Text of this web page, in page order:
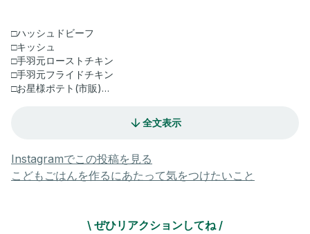
□ハッシュドビーフ
□キッシュ
□手羽元ローストチキン
□手羽元フライドチキン
□お星様ポテト(市販)
クリスマス当日は平日だったので
私はローストチキン派だけど
めちゃくちゃ食べたとかではなかったので
全文表示
Instagramでこの投稿を見る
こどもごはんを作るにあたって気をつけたいこと
\ ぜひリアクションしてね /